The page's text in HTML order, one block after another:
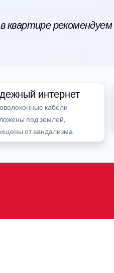
квартире
интернет
кабели
под землей,
от вандализма